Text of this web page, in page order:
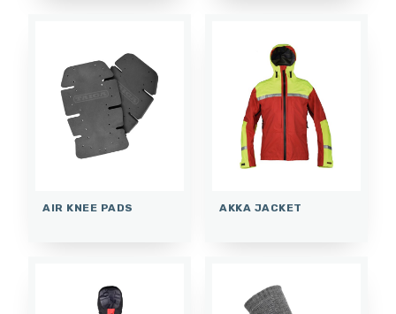
AIR KNEE PADS AKKA JACKET